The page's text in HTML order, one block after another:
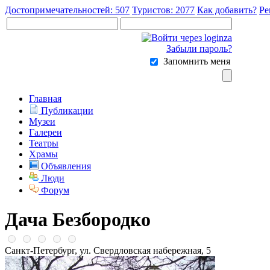
Достопримечательностей: 507 Туристов: 2077 Как добавить?
Забыли пароль?
Запомнить меня
Главная
Публикации
Музеи
Галереи
Театры
Храмы
Объявления
Люди
Форум
Дача Безбородко
Санкт-Петербург, ул. Свердловская набережная, 5